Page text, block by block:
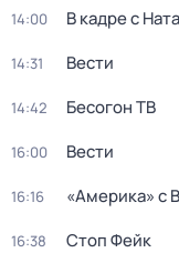
14:00 В кадре с
14:31 Вести
14:42 Бесогон ТВ
16:00 Вести
16:16 «Америка» с
16:38 Стоп Фейк